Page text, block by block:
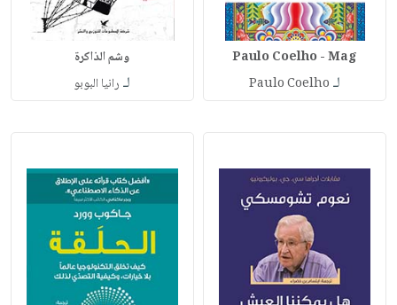
Paulo Coelho - Mag
لـ Paulo Coelho
وشم الذاكرة
لـ رانيا البوبو